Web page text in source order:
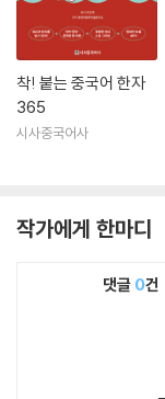
착! 붙는 중국어 한자
365
시사중국어사
작가에게 한마디
댓글 0건